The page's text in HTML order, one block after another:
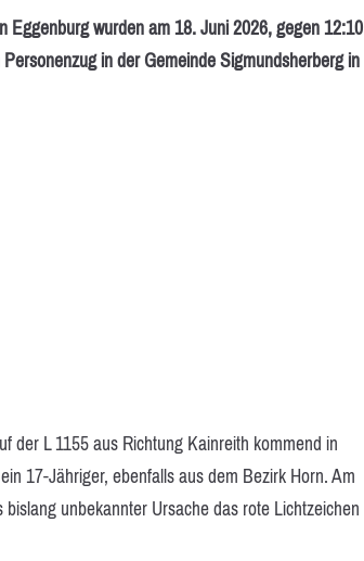
wurden am 18. Juni 2026, gegen 12:10
in der Gemeinde Sigmundsherberg in
der L 1155 aus Richtung Kainreith kommend in
17-Jähriger, ebenfalls aus dem Bezirk Horn. Am
unbekannter Ursache das rote Lichtzeichen